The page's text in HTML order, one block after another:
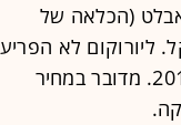
מכשיר המוגדר כפאבלט (הכלאה של
המגיע עם מסך 6 אינץ' ונמכר ב-3,100 שקל. ליורוקום לא הפריע
שמדובר בסמארטפון שיצא לשוק העולמי כבר בחודש נובמבר 2013. מדובר במחיר